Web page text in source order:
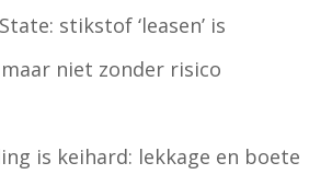
stikstof ‘leasen’ is
niet zonder risico
is keihard: lekkage en boete